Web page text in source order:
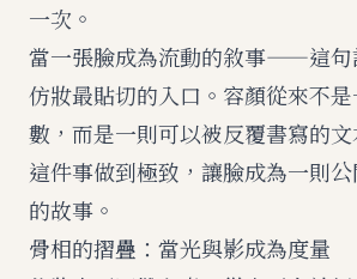
一次。
當一張臉成為流動的敘事——這句
仿妝最貼切的入口。容顏從來不
數，而是一則可以被反覆書寫的
這件事做到極致，讓臉成為一則
的故事。
骨相的摺疊：當光與影成為度量